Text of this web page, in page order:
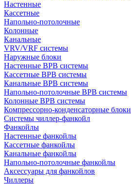
Настенные
Кассетные
Напольно-потолочные
Колонные
Канальные
VRV/VRF системы
Наружные блоки
Настенные ВРВ системы
Кассетные ВРВ системы
Канальные ВРВ системы
Напольно-потолочные ВРВ системы
Колонные ВРВ системы
Компрессорно-конденсаторные блоки
Системы чиллер-фанкойл
Фанкойлы
Настенные фанкойлы
Кассетные фанкойлы
Канальные фанкойлы
Напольно-потолочные фанкойлы
Аксессуары для фанкойлов
Чиллеры